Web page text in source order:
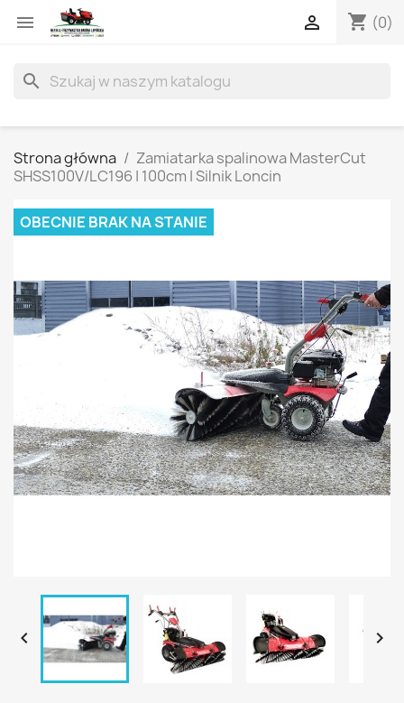
 shopping_cart (0)

search
Strona główna
Zamiatarka spalinowa MasterCut
SHSS100V/LC196 | 100cm | Silnik Loncin
OBECNIE BRAK NA STANIE
 